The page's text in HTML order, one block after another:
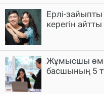
Ерлі-зайыпты
керегін айтты
Жұмысшы
басшының 5